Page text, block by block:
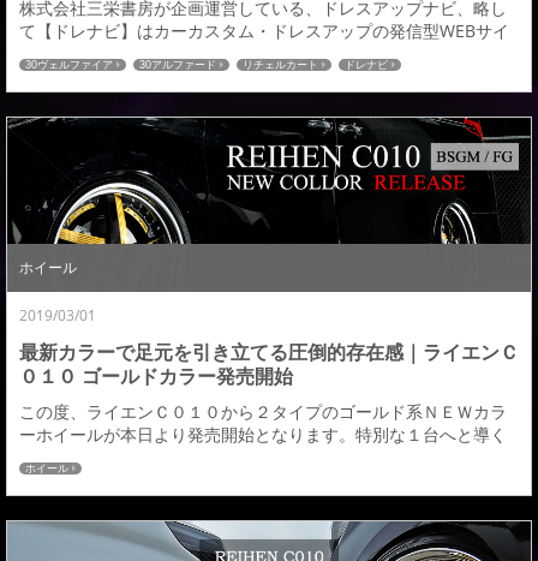
株式会社三栄書房が企画運営している、ドレスアップナビ、略し
て【ドレナビ】はカーカスタム・ドレスアップの発信型WEBサイ
ト。ドレナビにてヴェルファイア＆アルファード の記事が掲載さ
れましたのでご紹介させていただきます。 これまでにも数々のヒ
ット作を生み出してきたアドミレイション。その30後期プログラ
ムに、ブランドのフラッグシップラインであるリチェルカートが
いよいよ発売だ。』・・・ →続きはこちら←ド...
30ヴェルファイア 30アルファード リチェルカート ドレナビ
ホイール
2019/03/01
最新カラーで足元を引き立てる圧倒的存在感｜ライエンＣ
０１０ ゴールドカラー発売開始
この度、ライエンＣ０１０から２タイプのゴールド系ＮＥＷカラ
ーホイールが本日より発売開始となります。特別な１台へと導く
圧倒的な存在感が魅力となる新色のゴールドカラーとなります。
【ブラックスクリットゴールドマシニング／ＢＳＧＭ】ブラック
スクリットマシニングをベースにクリアーゴールドを施したライ
エン史上もっとも贅沢なカラーとなります。ブラックとゴールド
の絶妙な配色コントラストとゴールドの奥に見えるマシニ...
ホイール